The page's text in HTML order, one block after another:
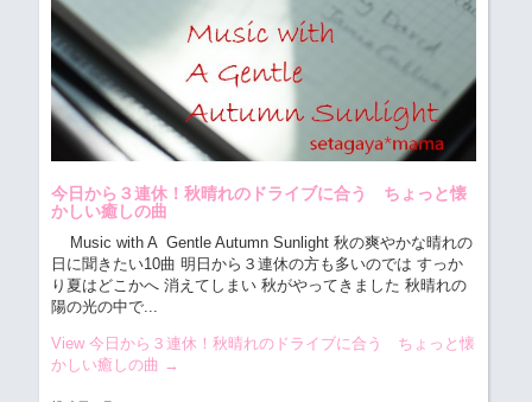
今日から３連休！秋晴れのドライブに合う ちょっと懐
かしい癒しの曲
Music with A Gentle Autumn Sunlight 秋の爽やかな晴れの
日に聞きたい10曲 明日から３連休の方も多いのでは すっか
り夏はどこかへ 消えてしまい 秋がやってきました 秋晴れの
陽の光の中で...
View 今日から３連休！秋晴れのドライブに合う ちょっと懐
かしい癒しの曲 →